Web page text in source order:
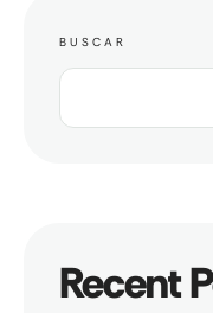
BUSCAR
Recent